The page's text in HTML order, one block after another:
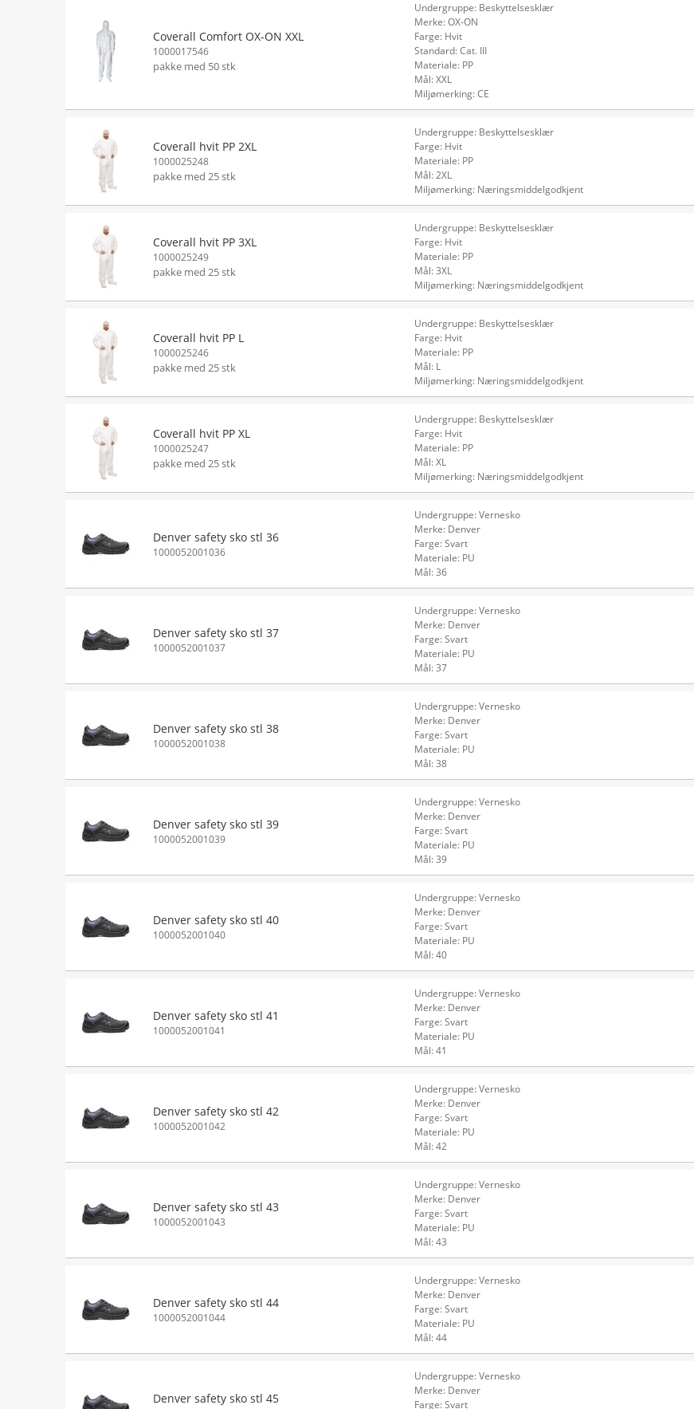
Coverall Comfort OX-ON XXL
1000017546
pakke med 50 stk
Undergruppe: Beskyttelsesklær
Merke: OX-ON
Farge: Hvit
Standard: Cat. III
Materiale: PP
Mål: XXL
Miljømerking: CE
Coverall hvit PP 2XL
1000025248
pakke med 25 stk
Undergruppe: Beskyttelsesklær
Farge: Hvit
Materiale: PP
Mål: 2XL
Miljømerking: Næringsmiddelgodkjent
Coverall hvit PP 3XL
1000025249
pakke med 25 stk
Undergruppe: Beskyttelsesklær
Farge: Hvit
Materiale: PP
Mål: 3XL
Miljømerking: Næringsmiddelgodkjent
Coverall hvit PP L
1000025246
pakke med 25 stk
Undergruppe: Beskyttelsesklær
Farge: Hvit
Materiale: PP
Mål: L
Miljømerking: Næringsmiddelgodkjent
Coverall hvit PP XL
1000025247
pakke med 25 stk
Undergruppe: Beskyttelsesklær
Farge: Hvit
Materiale: PP
Mål: XL
Miljømerking: Næringsmiddelgodkjent
Denver safety sko stl 36
1000052001036
Undergruppe: Vernesko
Merke: Denver
Farge: Svart
Materiale: PU
Mål: 36
Denver safety sko stl 37
1000052001037
Undergruppe: Vernesko
Merke: Denver
Farge: Svart
Materiale: PU
Mål: 37
Denver safety sko stl 38
1000052001038
Undergruppe: Vernesko
Merke: Denver
Farge: Svart
Materiale: PU
Mål: 38
Denver safety sko stl 39
1000052001039
Undergruppe: Vernesko
Merke: Denver
Farge: Svart
Materiale: PU
Mål: 39
Denver safety sko stl 40
1000052001040
Undergruppe: Vernesko
Merke: Denver
Farge: Svart
Materiale: PU
Mål: 40
Denver safety sko stl 41
1000052001041
Undergruppe: Vernesko
Merke: Denver
Farge: Svart
Materiale: PU
Mål: 41
Denver safety sko stl 42
1000052001042
Undergruppe: Vernesko
Merke: Denver
Farge: Svart
Materiale: PU
Mål: 42
Denver safety sko stl 43
1000052001043
Undergruppe: Vernesko
Merke: Denver
Farge: Svart
Materiale: PU
Mål: 43
Denver safety sko stl 44
1000052001044
Undergruppe: Vernesko
Merke: Denver
Farge: Svart
Materiale: PU
Mål: 44
Denver safety sko stl 45
Undergruppe: Vernesko
Merke: Denver
Farge: Svart